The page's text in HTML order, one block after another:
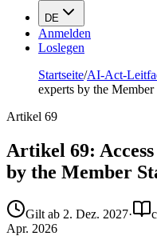
DE
Anmelden
Loslegen
Startseite/AI-Act-
experts by the
Artikel 69
Artikel 69:
by the Member
Gilt ab 2. Dez. 2027·
Apr. 2026